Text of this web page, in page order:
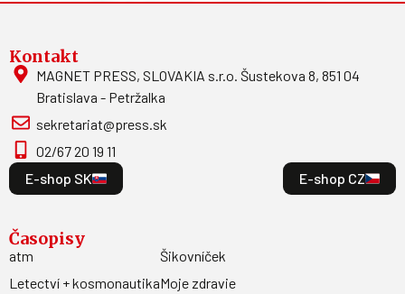
Kontakt
MAGNET PRESS, SLOVAKIA s.r.o. Šustekova 8, 851 04
Bratislava - Petržalka
sekretariat@press.sk
02/67 20 19 11
E-shop SK
E-shop CZ
Časopisy
atm
Letectví + kosmonautika
Šikovníček
Moje zdravie